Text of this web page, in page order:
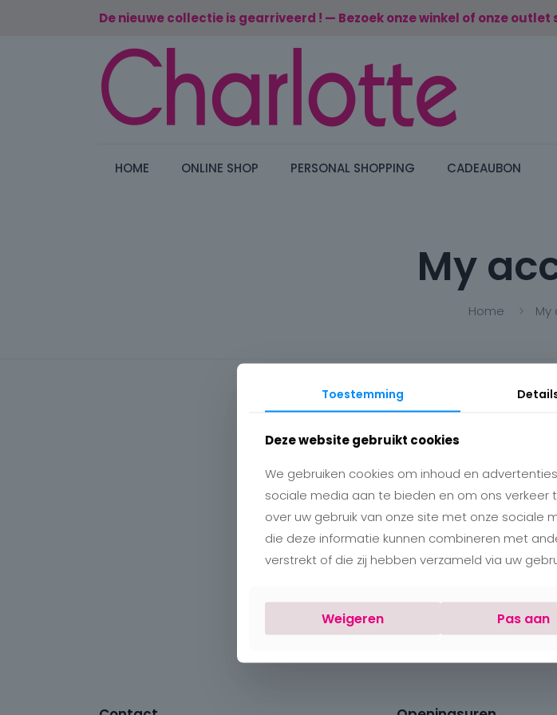
De nieuwe collectie is gearriveerd ! — Bezoek onze winkel of onze outlet
HOME ONLINE SHOP PERSONAL SHOPPING CADEAUBON
My
Home My
mailadres in. Je ontvangt
nieuw
Toestemming
Deze website gebruikt cookies
We gebruiken cookies om inhoud en
sociale media aan te bieden en om ons verkeer
over uw gebruik van onze site met onze
die deze informatie kunnen combineren met
verstrekt of die zij hebben verzameld via uw
Weigeren Pas aan